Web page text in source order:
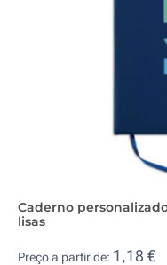
Caderno
lisas
Preço a partir de: 1,18 €